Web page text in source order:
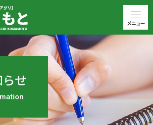
せ
メニュー